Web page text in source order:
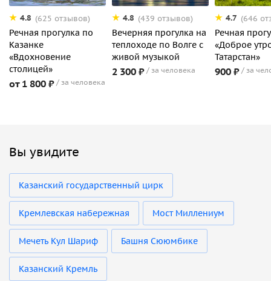
4.8 (625 отзывов)
Речная прогулка по
Казанке
«Вдохновение
столицей»
от 1 800 ₽ за человека
4.8 (439 отзывов)
Вечерняя прогулка на
теплоходе по Волге с
живой музыкой
2 300 ₽ за человека
4.7 (646
Речная
«Доброе
Татарстан»
900 ₽ за
Вы увидите
Казанский государственный цирк
Кремлевская набережная Мост Миллениум
Мечеть Кул Шариф Башня Сююмбике
Казанский Кремль